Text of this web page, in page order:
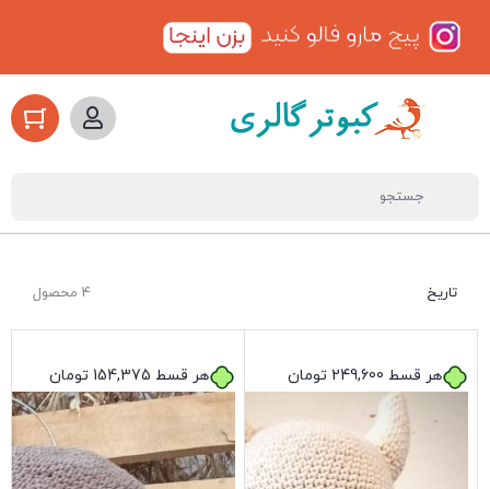
4 محصول تاریخ
هر قسط 249,600 تومان هر قسط 154,375 تومان